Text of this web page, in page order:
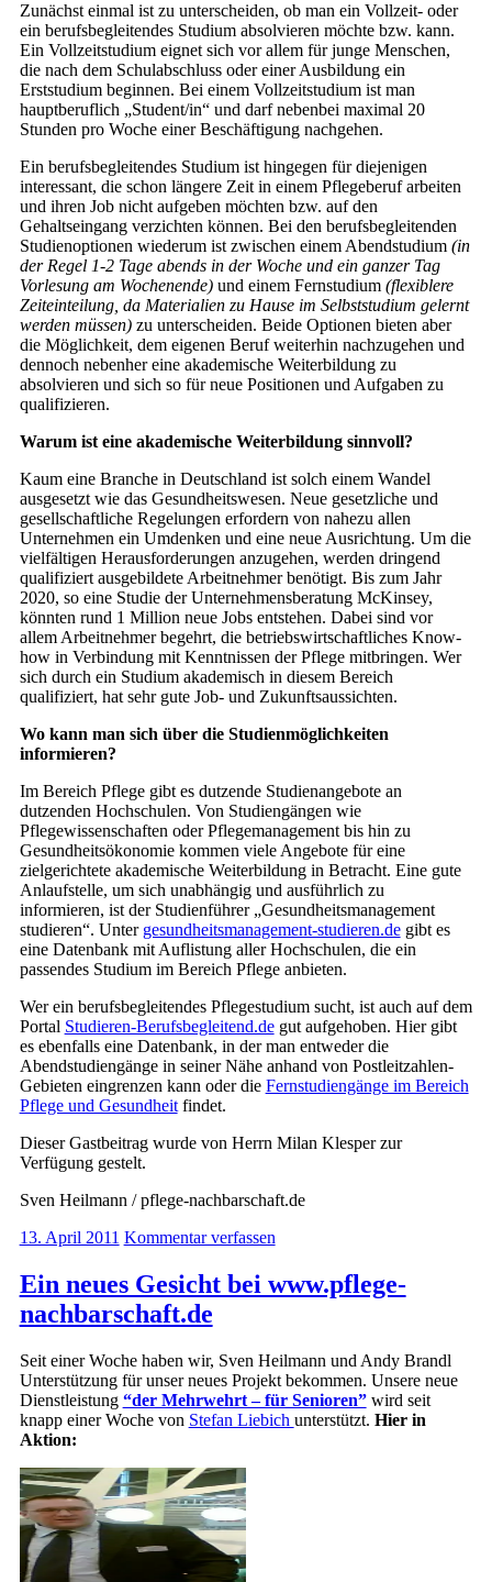
Zunächst einmal ist zu unterscheiden, ob man ein Vollzeit- oder
ein berufsbegleitendes Studium absolvieren möchte bzw. kann.
Ein Vollzeitstudium eignet sich vor allem für junge Menschen,
die nach dem Schulabschluss oder einer Ausbildung ein
Erststudium beginnen. Bei einem Vollzeitstudium ist man
hauptberuflich „Student/in“ und darf nebenbei maximal 20
Stunden pro Woche einer Beschäftigung nachgehen.
Ein berufsbegleitendes Studium ist hingegen für diejenigen
interessant, die schon längere Zeit in einem Pflegeberuf arbeiten
und ihren Job nicht aufgeben möchten bzw. auf den
Gehaltseingang verzichten können. Bei den berufsbegleitenden
Studienoptionen wiederum ist zwischen einem Abendstudium (in
der Regel 1-2 Tage abends in der Woche und ein ganzer Tag
Vorlesung am Wochenende)und einem Fernstudium (flexiblere
Zeiteinteilung, da Materialien zu Hause im Selbststudium gelernt
werden müssen) zu unterscheiden. Beide Optionen bieten aber
die Möglichkeit, dem eigenen Beruf weiterhin nachzugehen und
dennoch nebenher eine akademische Weiterbildung zu
absolvieren und sich so für neue Positionen und Aufgaben zu
qualifizieren.
Warum ist eine akademische Weiterbildung sinnvoll?
Kaum eine Branche in Deutschland ist solch einem Wandel
ausgesetzt wie das Gesundheitswesen. Neue gesetzliche und
gesellschaftliche Regelungen erfordern von nahezu allen
Unternehmen ein Umdenken und eine neue Ausrichtung. Um die
vielfältigen Herausforderungen anzugehen, werden dringend
qualifiziert ausgebildete Arbeitnehmer benötigt. Bis zum Jahr
2020, so eine Studie der Unternehmensberatung McKinsey,
könnten rund 1 Million neue Jobs entstehen. Dabei sind vor
allem Arbeitnehmer begehrt, die betriebswirtschaftliches Know-
how in Verbindung mit Kenntnissen der Pflege mitbringen. Wer
sich durch ein Studium akademisch in diesem Bereich
qualifiziert, hat sehr gute Job- und Zukunftsaussichten.
Wo kann man sich über die Studienmöglichkeiten
informieren?
Im Bereich Pflege gibt es dutzende Studienangebote an
dutzenden Hochschulen. Von Studiengängen wie
Pflegewissenschaften oder Pflegemanagement bis hin zu
Gesundheitsökonomie kommen viele Angebote für eine
zielgerichtete akademische Weiterbildung in Betracht. Eine gute
Anlaufstelle, um sich unabhängig und ausführlich zu
informieren, ist der Studienführer „Gesundheitsmanagement
studieren“. Unter gesundheitsmanagement-studieren.degibt es
eine Datenbank mit Auflistung aller Hochschulen, die ein
passendes Studium im Bereich Pflege anbieten.
Wer ein berufsbegleitendes Pflegestudium sucht, ist auch auf dem
Portal Studieren-Berufsbegleitend.degut aufgehoben. Hier gibt
es ebenfalls eine Datenbank, in der man entweder die
Abendstudiengänge in seiner Nähe anhand von Postleitzahlen-
Gebieten eingrenzen kann oder die Fernstudiengänge im Bereich
Pflege und Gesundheitfindet.
Dieser Gastbeitrag wurde von Herrn Milan Klesper zur
Verfügung gestelt.
Sven Heilmann / pflege-nachbarschaft.de
13. April 2011 Kommentar verfassen
Ein neues Gesicht bei www.pflege-
nachbarschaft.de
Seit einer Woche haben wir, Sven Heilmann und Andy Brandl
Unterstützung für unser neues Projekt bekommen. Unsere neue
Dienstleistung “der Mehrwehrt – für Senioren”wird seit
knapp einer Woche von Stefan Liebich unterstützt. Hier in
Aktion: